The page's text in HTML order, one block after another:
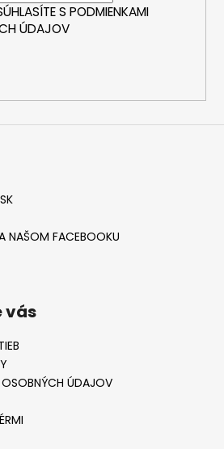
S PODMIENKAMI
ÚDAJOV
NAŠOM FACEBOOKU
vás
ÚDAJOV